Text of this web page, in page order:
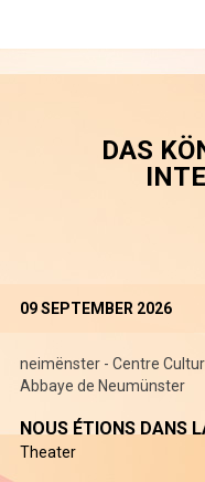
DAS
09 SEPTEMBER 2026
neimënster - Centre
Abbaye de Neumünster
NOUS ÉTIONS DANS
Theater